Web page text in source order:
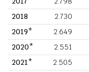
2018
2.730
2019*
2.649
2020*
2.551
2021*
2.505